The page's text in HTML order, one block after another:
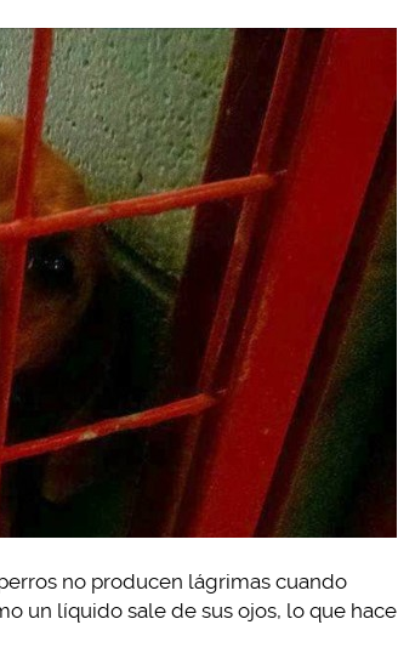
no producen lágrimas cuando
un líquido sale de sus ojos, lo que hace